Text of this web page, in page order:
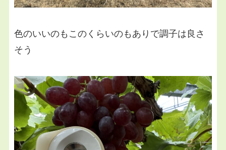
色のいいのもこのくらいのもありで調子は良さ
そう